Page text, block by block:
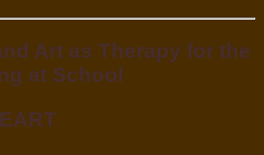
Art as Therapy for the
at School